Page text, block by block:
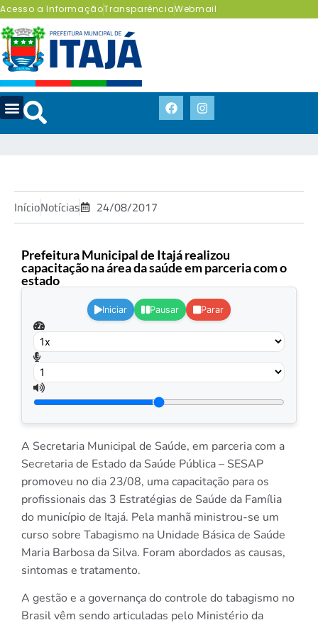
Acesso a InformaçãoTransparênciaWebmail
InícioNotícias 24/08/2017
Prefeitura Municipal de Itajá realizou
capacitação na área da saúde em parceria com o
estado
Iniciar Pausar Parar
A Secretaria Municipal de Saúde, em parceria com a
Secretaria de Estado da Saúde Pública – SESAP
promoveu no dia 23/08, uma capacitação para os
profissionais das 3 Estratégias de Saúde da Família
do município de Itajá. Pela manhã ministrou-se um
curso sobre Tabagismo na Unidade Básica de Saúde
Maria Barbosa da Silva. Foram abordados as causas,
sintomas e tratamento.
A gestão e a governança do controle do tabagismo no
Brasil vêm sendo articuladas pelo Ministério da